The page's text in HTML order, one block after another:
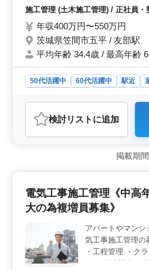
務。 安全管理・品
します。 ※充実し
完全週休二日制・
オフのメリハリを
す。 土木施工管
施工管理 (土木施工管理) / 正社員・
年収400万円〜550万円
茨城県笠間市五平 / 友部駅
平均年齢 34.4歳 / 最高年齢
50代活躍中 60代活躍中 駅近
おすすめポイント
＜専門性の深化＞ この求人は、
の資格を持つ方が対象となって
道、橋梁など、多岐にわたるイ
とで、専門性をさらに深める
います。また、残業時間も月平
であり、ワークライフバランスを
クセスも良く、通勤も便利です。
検討リスト に追加
掲載期
電気工事施工管理《中高
大の為複増員募集》
アパートやマン
気工事施工管理の
・工程管理 ・ク